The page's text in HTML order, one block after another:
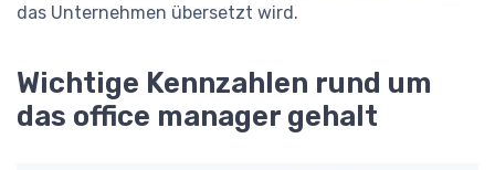
das Unternehmen übersetzt wird.
Wichtige Kennzahlen rund um
das office manager gehalt